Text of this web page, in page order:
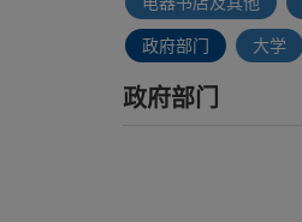
政府部门 大学
政府部门